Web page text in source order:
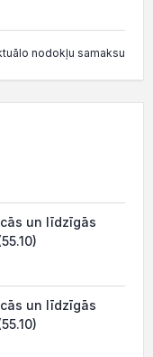
nodokļu samaksu
un līdzīgās
un līdzīgās